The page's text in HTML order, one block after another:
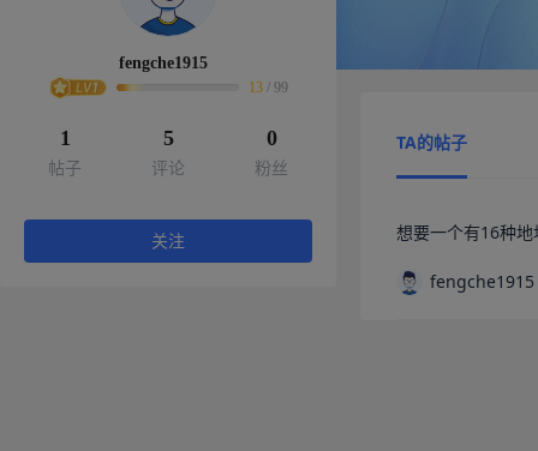
fengche1915
13 / 99
1
帖子
5
评论
0
粉丝
关注
TA的帖子
想要一个有16种
fengche1915